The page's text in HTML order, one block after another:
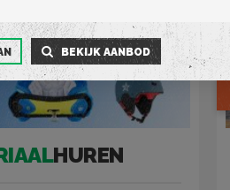
HUREN
BEKIJK AANBOD